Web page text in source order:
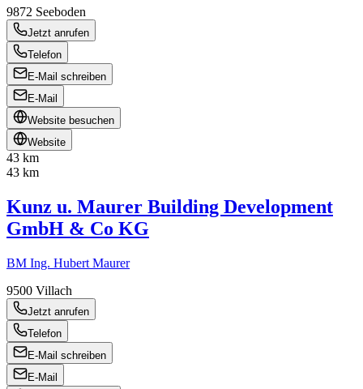
9872 Seeboden
Jetzt anrufen
Telefon
E-Mail schreiben
E-Mail
Website besuchen
Website
43 km
43 km
Kunz u. Maurer Building Development
GmbH & Co KG
BM Ing. Hubert Maurer
9500 Villach
Jetzt anrufen
Telefon
E-Mail schreiben
E-Mail